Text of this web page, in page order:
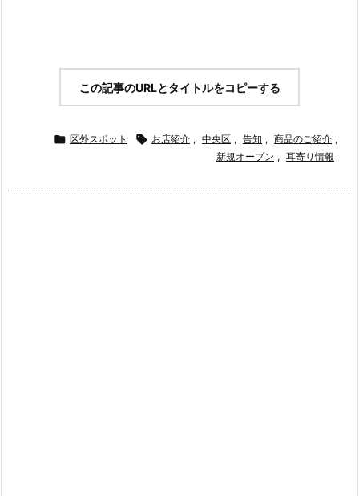
この記事のURLとタイトルをコピーする
 区外スポット  お店紹介 , 中央区 , 告知 , 商品のご紹介 ,
新規オープン , 耳寄り情報